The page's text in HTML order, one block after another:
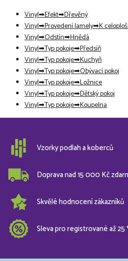
Vinyl Efekt Dřevěný
Vinyl Provedení lamely K
Vinyl Odstín Hnědá
Vinyl Typ pokoje Předsíň
Vinyl Typ pokoje Kuchyň
Vinyl Typ pokoje Obývací pokoj
Vinyl Typ pokoje Ložnice
Vinyl Typ pokoje Dětský pokoj
Vinyl Typ pokoje Koupelna
Vzorky podlah a koberců
Doprava nad 15 000 Kč
Skvělé hodnocení zákazníků
Sleva pro registrované až 25